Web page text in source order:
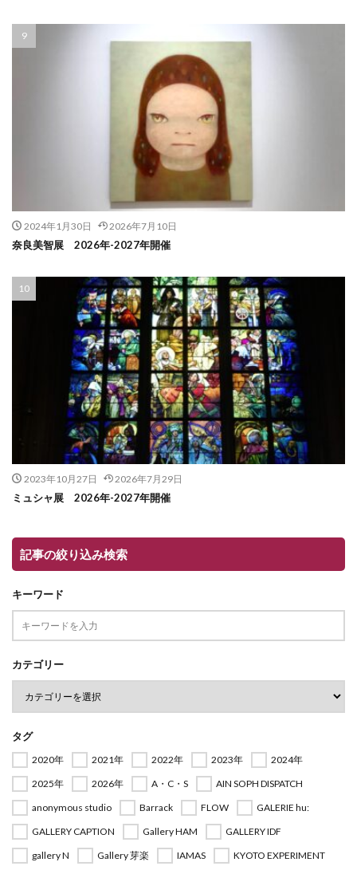
2024年1月30日 2026年7月10日
奈良美智展 2026年-2027年開催
2023年10月27日 2026年7月29日
ミュシャ展 2026年-2027年開催
記事の絞り込み検索
キーワード
カテゴリー
タグ
2020年 2021年 2022年 2023年
2024年
2025年
2026年 A・C・S
AIN SOPH DISPATCH
anonymous studio
Barrack FLOW
GALERIE hu:
GALLERY CAPTION
Gallery HAM
GALLERY IDF
gallery N
Gallery 芽楽 IAMAS
KYOTO EXPERIMENT